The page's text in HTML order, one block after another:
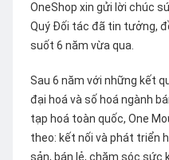
OneShop xin gửi lời chúc
Quý Đối tác đã tin tưởng,
suốt 6 năm vừa qua.
Sau 6 năm với những kết
đại hoá và số hoá ngành
tạp hoá toàn quốc, One
theo: kết nối và phát triển
sản, bán lẻ, chăm sóc sức